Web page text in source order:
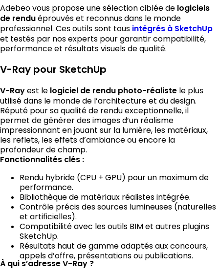
Adebeo vous propose une sélection ciblée de logiciels
de rendu éprouvés et reconnus dans le monde
professionnel. Ces outils sont tous intégrés à SketchUp
et testés par nos experts pour garantir compatibilité,
performance et résultats visuels de qualité.
V-Ray pour SketchUp
V-Ray est le logiciel de rendu photo-réaliste le plus
utilisé dans le monde de l’architecture et du design.
Réputé pour sa qualité de rendu exceptionnelle, il
permet de générer des images d’un réalisme
impressionnant en jouant sur la lumière, les matériaux,
les reflets, les effets d’ambiance ou encore la
profondeur de champ.
Fonctionnalités clés :
Rendu hybride (CPU + GPU) pour un maximum de
performance.
Bibliothèque de matériaux réalistes intégrée.
Contrôle précis des sources lumineuses (naturelles
et artificielles).
Compatibilité avec les outils BIM et autres plugins
SketchUp.
Résultats haut de gamme adaptés aux concours,
appels d’offre, présentations ou publications.
À qui s’adresse V-Ray ?